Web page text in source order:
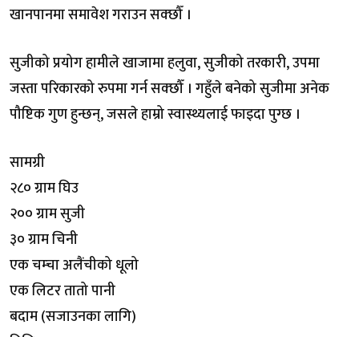
खानपानमा समावेश गराउन सक्छौँ ।
सुजीको प्रयोग हामीले खाजामा हलुवा, सुजीको तरकारी, उपमा
जस्ता परिकारको रुपमा गर्न सक्छौँ । गहुँले बनेको सुजीमा अनेक
पौष्टिक गुण हुन्छन्, जसले हाम्रो स्वास्थ्यलाई फाइदा पुग्छ ।
सामग्री
२८० ग्राम घिउ
२०० ग्राम सुजी
३० ग्राम चिनी
एक चम्चा अलैंचीको धूलो
एक लिटर तातो पानी
बदाम (सजाउनका लागि)